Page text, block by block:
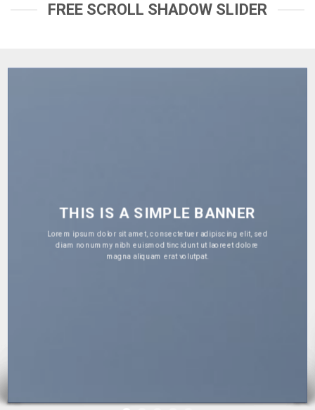
FREE SCROLL SHADOW SLIDER
THIS IS A SIMPLE BANNER
Lorem ipsum dolor sit amet, consectetuer adipiscing elit, sed
diam nonummy nibh euismod tincidunt ut laoreet dolore
magna aliquam erat volutpat.